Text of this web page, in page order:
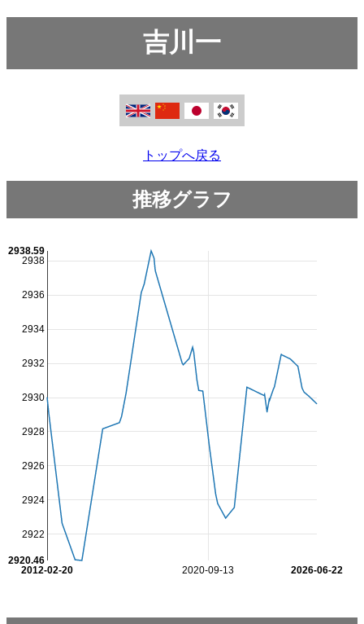
吉川一
トップへ戻る
推移グラフ
2020-09-13
2012-02-20 2026-06-22
2922
2924
2926
2928
2930
2932
2934
2936
2938
2920.46
2938.59